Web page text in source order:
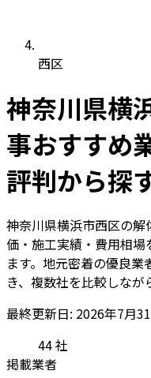
西区
神奈川県横
事おすすめ
評判から探
神奈川県横浜市西区の解
価・施工実績・費用相
ます。地元密着の優良
き、複数社を比較しなが
最終更新日: 2026年7月
44社
掲載業者